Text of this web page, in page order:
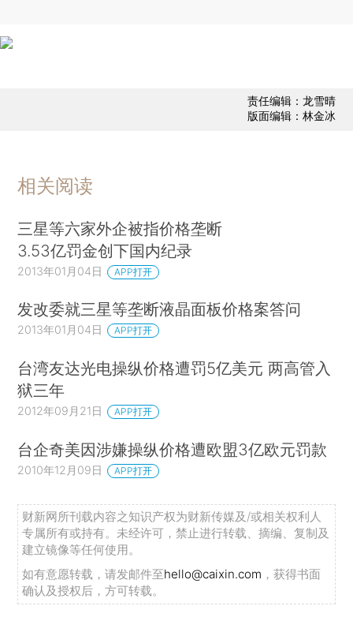
责任编辑：龙雪晴
版面编辑：林金冰
相关阅读
三星等六家外企被指价格垄断
3.53亿罚金创下国内纪录
2013年01月04日 APP打开
发改委就三星等垄断液晶面板价格案答问
2013年01月04日 APP打开
台湾友达光电操纵价格遭罚5亿美元 两高管入
狱三年
2012年09月21日 APP打开
台企奇美因涉嫌操纵价格遭欧盟3亿欧元罚款
2010年12月09日 APP打开
财新网所刊载内容之知识产权为财新传媒及/或相关权利人
专属所有或持有。未经许可，禁止进行转载、摘编、复制及
建立镜像等任何使用。
如有意愿转载，请发邮件至hello@caixin.com ，获得书面
确认及授权后，方可转载。